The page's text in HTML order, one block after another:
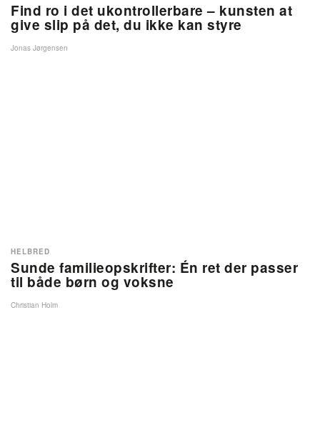
Find ro i det ukontrollerbare – kunsten at
give slip på det, du ikke kan styre
Jonas Jørgensen
Sunde familieopskrifter: Én ret der passer
til både børn og voksne
HELBRED
Christian Holm